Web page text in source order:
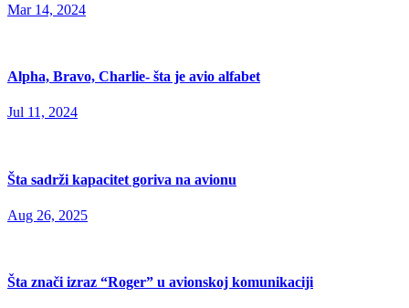
Mar 14, 2024
Alpha, Bravo, Charlie- šta je avio alfabet
Jul 11, 2024
Šta sadrži kapacitet goriva na avionu
Aug 26, 2025
Šta znači izraz “Roger” u avionskoj komunikaciji